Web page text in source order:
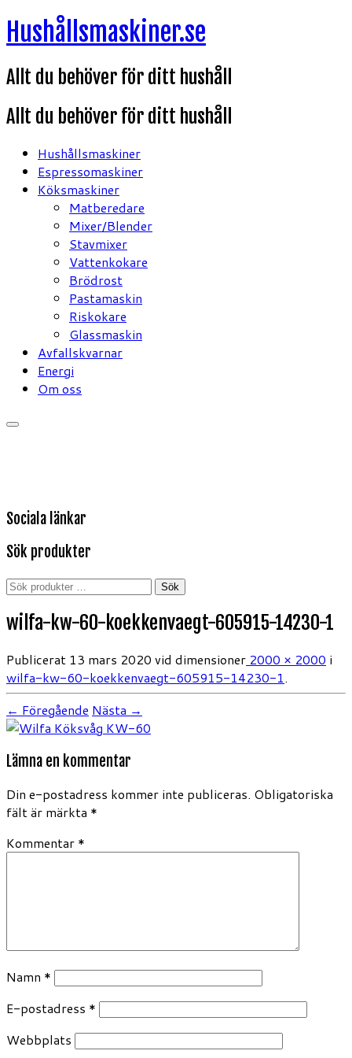
Hoppa
till
Hushållsmaskiner.se
Allt du behöver för ditt hushåll
Allt du behöver för ditt hushåll
Hushållsmaskiner
Espressomaskiner
Köksmaskiner
Matberedare
Mixer/Blender
Stavmixer
Vattenkokare
Brödrost
Pastamaskin
Riskokare
Glassmaskin
Avfallskvarnar
Energi
Om oss
Sociala länkar
Sök produkter
Sök
Sök
wilfa-kw-60-koekkenvaegt-605915-14230-1
Publicerat 13 mars 2020 vid dimensioner 2000 × 2000 i
wilfa-kw-60-koekkenvaegt-605915-14230-1.
← Föregående Nästa →
Lämna en kommentar
Din e-postadress kommer inte publiceras. Obligatoriska
fält är märkta *
Kommentar *
Namn *
E-postadress *
Webbplats